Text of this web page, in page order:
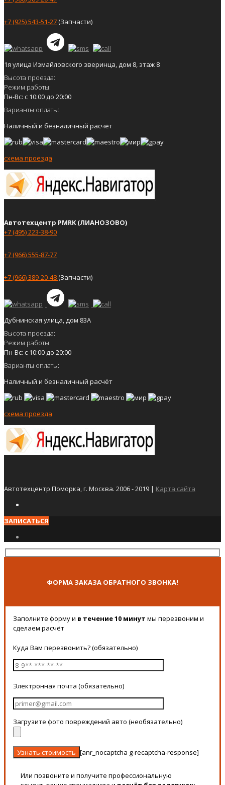
+7 (925) 543-51-27(Запчасти)
1я улица Измайловского зверинца, дом 8, этаж 8
Высота проезда:
Режим работы:
Пн-Вс: с 10:00 до 20:00
Варианты оплаты:
Наличный и безналичный расчёт
схема проезда
Автотехцентр PMRK (ЛИАНОЗОВО)
+7 (495) 223-38-90
+7 (966) 555-87-77
+7 (966) 389-20-48(Запчасти)
Дубнинская улица, дом 83А
Высота проезда:
Режим работы:
Пн-Вс: с 10:00 до 20:00
Варианты оплаты:
Наличный и безналичный расчёт
схема проезда
Автотехцентр Поморка, г. Москва. 2006 - 2019 | Карта сайта
ЗАПИСАТЬСЯ
ФОРМА ЗАКАЗА ОБРАТНОГО ЗВОНКА!
Заполните форму и в течение 10 минут мы перезвоним и
сделаем расчёт
Куда Вам перезвонить? (обязательно)
Электронная почта (обязательно)
Загрузите фото повреждений авто (необязательно)
[anr_nocaptcha g-recaptcha-response]
Или позвоните и получите профессиональную